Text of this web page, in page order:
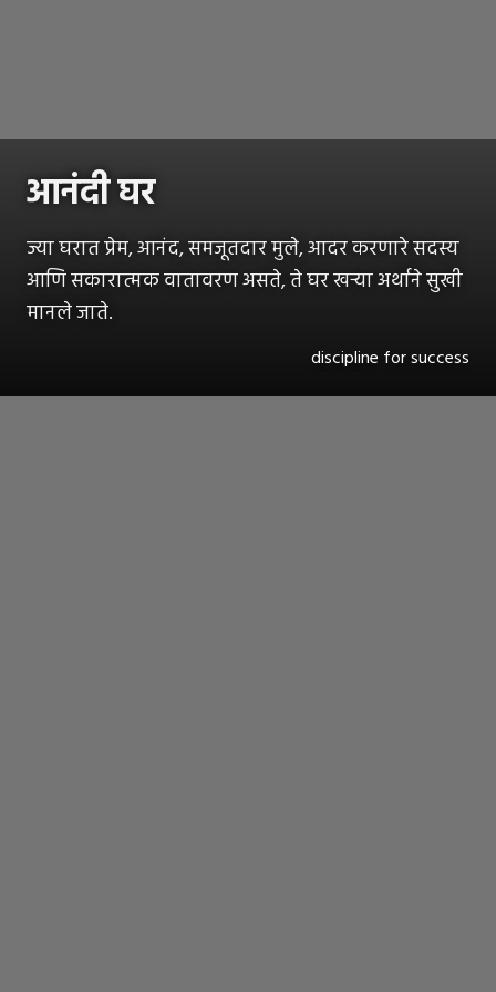
आनंदी घर
ज्या घरात प्रेम, आनंद, समजूतदार मुले, आदर करणारे सदस्य
आणि सकारात्मक वातावरण असते, ते घर खऱ्या अर्थाने सुखी
मानले जाते.
discipline for success